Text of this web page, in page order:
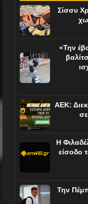
Σίσσυ
«Την
ΑΕΚ:
Η
είσοδο
Την